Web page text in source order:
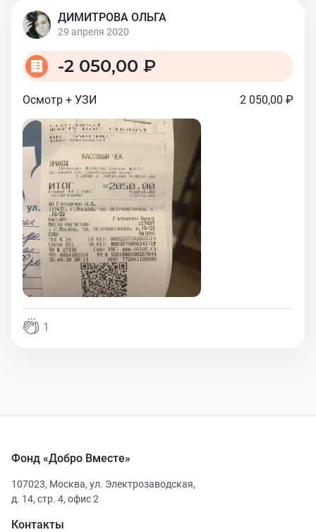
ДИМИТРОВА ОЛЬГА
29 апреля 2020
-2 050,00 ₽
Осмотр + УЗИ 2 050,00 ₽
1
Фонд «Добро Вместе»
107023, Москва, ул. Электрозаводская,
д. 14, стр. 4, офис 2
Контакты